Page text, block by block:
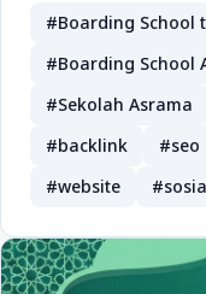
#Boarding School
#Boarding School
#Sekolah Asrama
#backlink
#seo
#website